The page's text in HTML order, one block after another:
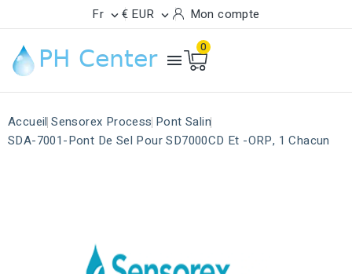
Fr  € EUR  Mon compte

0
Accueil Sensorex Process Pont Salin
SDA-7001-Pont De Sel Pour SD7000CD Et -ORP, 1 Chacun